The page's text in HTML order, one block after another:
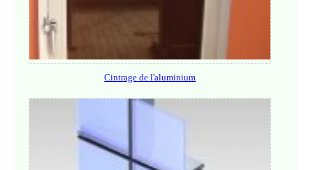
Cintrage de l'aluminium